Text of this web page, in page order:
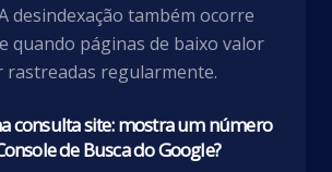
desindexação também ocorre
quando páginas de baixo valor
rastreadas regularmente.
consulta site: mostra um número
de Busca do Google?